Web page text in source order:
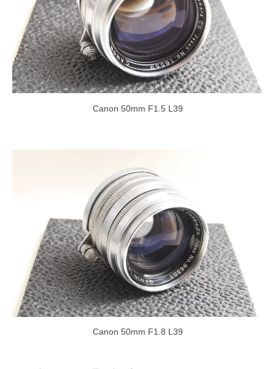
Canon 50mm F1.5 L39
Canon 50mm F1.8 L39